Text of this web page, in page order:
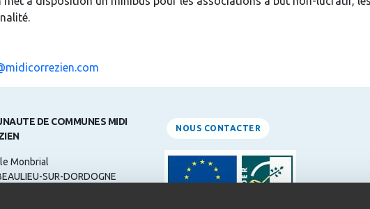
DE COMMUNES MIDI
Monbrial
SUR-DORDOGNE
NOUS CONTACTER